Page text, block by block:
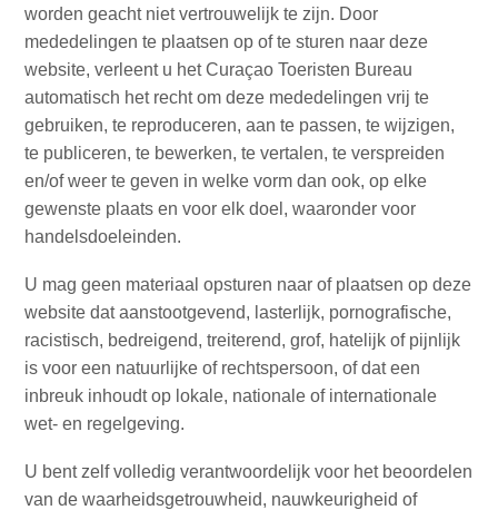
Reisvereisten
Curacao?
Cruise
worden geacht niet vertrouwelijk te zijn. Door
mededelingen te plaatsen op of te sturen naar deze
website, verleent u het Curaçao Toeristen Bureau
automatisch het recht om deze mededelingen vrij te
gebruiken, te reproduceren, aan te passen, te wijzigen,
te publiceren, te bewerken, te vertalen, te verspreiden
en/of weer te geven in welke vorm dan ook, op elke
gewenste plaats en voor elk doel, waaronder voor
handelsdoeleinden.
U mag geen materiaal opsturen naar of plaatsen op deze
website dat aanstootgevend, lasterlijk, pornografische,
racistisch, bedreigend, treiterend, grof, hatelijk of pijnlijk
is voor een natuurlijke of rechtspersoon, of dat een
inbreuk inhoudt op lokale, nationale of internationale
wet- en regelgeving.
U bent zelf volledig verantwoordelijk voor het beoordelen
van de waarheidsgetrouwheid, nauwkeurigheid of